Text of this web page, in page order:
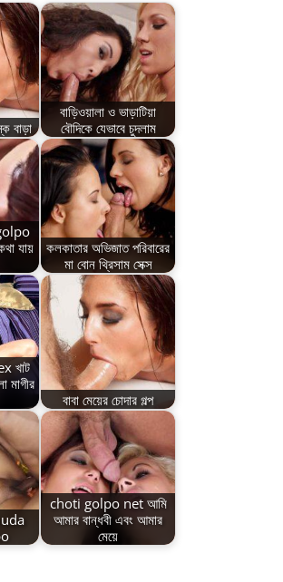
বাড়া
বাড়িওয়ালা ও ভাড়াটিয়া
বৌদিকে যেভাবে চুদলাম
যায়
কলকাতার অভিজাত পরিবারের
মা বোন থ্রিসাম সেক্স
খাট
মাগীর
বাবা মেয়ের চোদার গল্প
choti golpo net আমি
আমার বান্ধবী এবং আমার
মেয়ে